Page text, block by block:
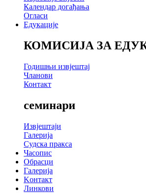
Календар догађања
Огласи
Едукације
КОМИСИЈА ЗА
Годишњи извјештај
Чланови
Контакт
семинари
Извјештаји
Галерија
Судска пракса
Часопис
Обрасци
Галерија
Kонтакт
Линкови